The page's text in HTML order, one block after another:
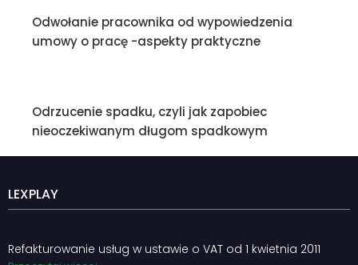
Odwołanie pracownika od wypowiedzenia
umowy o pracę -aspekty praktyczne
Odrzucenie spadku, czyli jak zapobiec
nieoczekiwanym długom spadkowym
LEXPLAY
Refakturowanie usług w ustawie o VAT od 1 kwietnia 2011